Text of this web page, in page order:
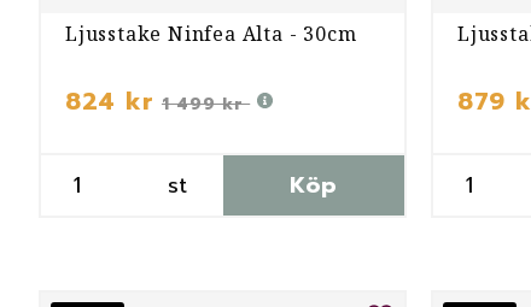
Ljusstake Ninfea Alta - 30cm
824 kr 1 499 kr
st Köp
879